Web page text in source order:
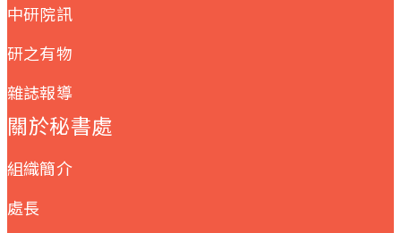
中研院訊
研之有物
雜誌報導
關於秘書處
組織簡介
處長